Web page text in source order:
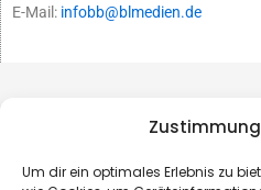
Um dir ein optimales Erlebnis zu
E-Mail: infobb@blmedien.de